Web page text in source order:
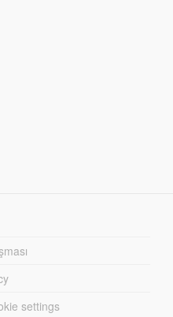
settings